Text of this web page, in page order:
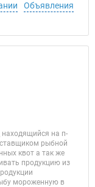
Объявления
на п-
рыбной
квот а так же
продукцию из
мороженную в